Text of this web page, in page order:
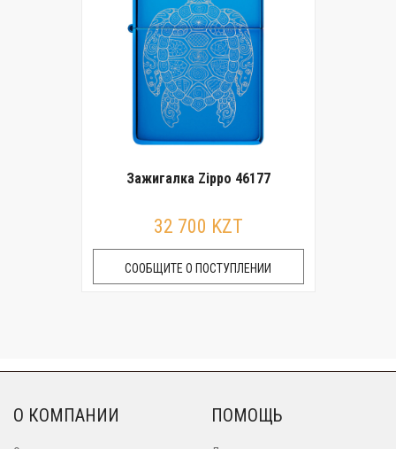
Зажигалка Zippo 46177
32 700 KZT
СООБЩИТЕ О ПОСТУПЛЕНИИ
О КОМПАНИИ ПОМОЩЬ